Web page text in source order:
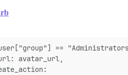
==
avatar_url,